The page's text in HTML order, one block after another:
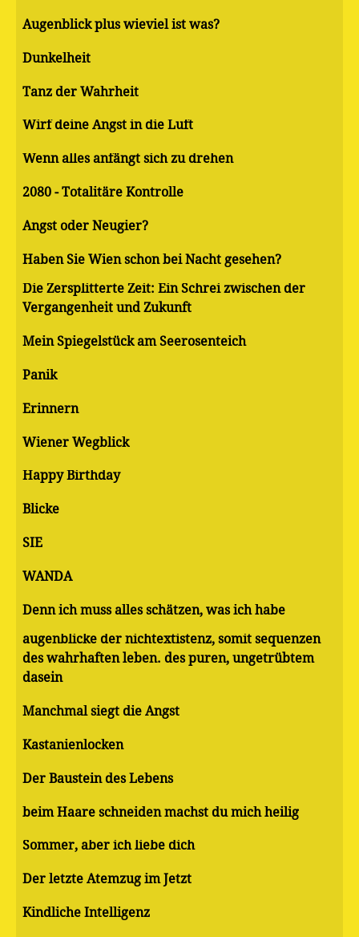
Augenblick plus wieviel ist was?
Dunkelheit
Tanz der Wahrheit
Wirf deine Angst in die Luft
Wenn alles anfängt sich zu drehen
2080 - Totalitäre Kontrolle
Angst oder Neugier?
Haben Sie Wien schon bei Nacht gesehen?
Die Zersplitterte Zeit: Ein Schrei zwischen der
Vergangenheit und Zukunft
Mein Spiegelstück am Seerosenteich
Panik
Erinnern
Wiener Wegblick
Happy Birthday
Blicke
SIE
WANDA
Denn ich muss alles schätzen, was ich habe
augenblicke der nichtextistenz, somit sequenzen
des wahrhaften leben. des puren, ungetrübtem
dasein
Manchmal siegt die Angst
Kastanienlocken
Der Baustein des Lebens
beim Haare schneiden machst du mich heilig
Sommer, aber ich liebe dich
Der letzte Atemzug im Jetzt
Kindliche Intelligenz